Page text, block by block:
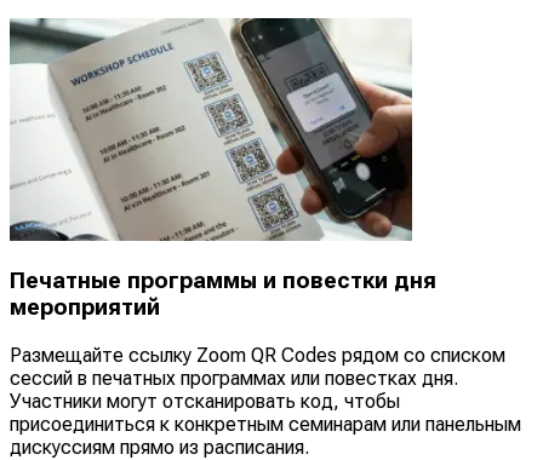
Печатные программы и повестки дня
мероприятий
Размещайте ссылку Zoom QR Codes рядом со списком
сессий в печатных программах или повестках дня.
Участники могут отсканировать код, чтобы
присоединиться к конкретным семинарам или панельным
дискуссиям прямо из расписания.